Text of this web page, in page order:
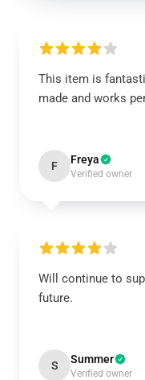
This item is
made and works
F Freya
Verified owner
Will continue to
future.
S Summer
Verified owner